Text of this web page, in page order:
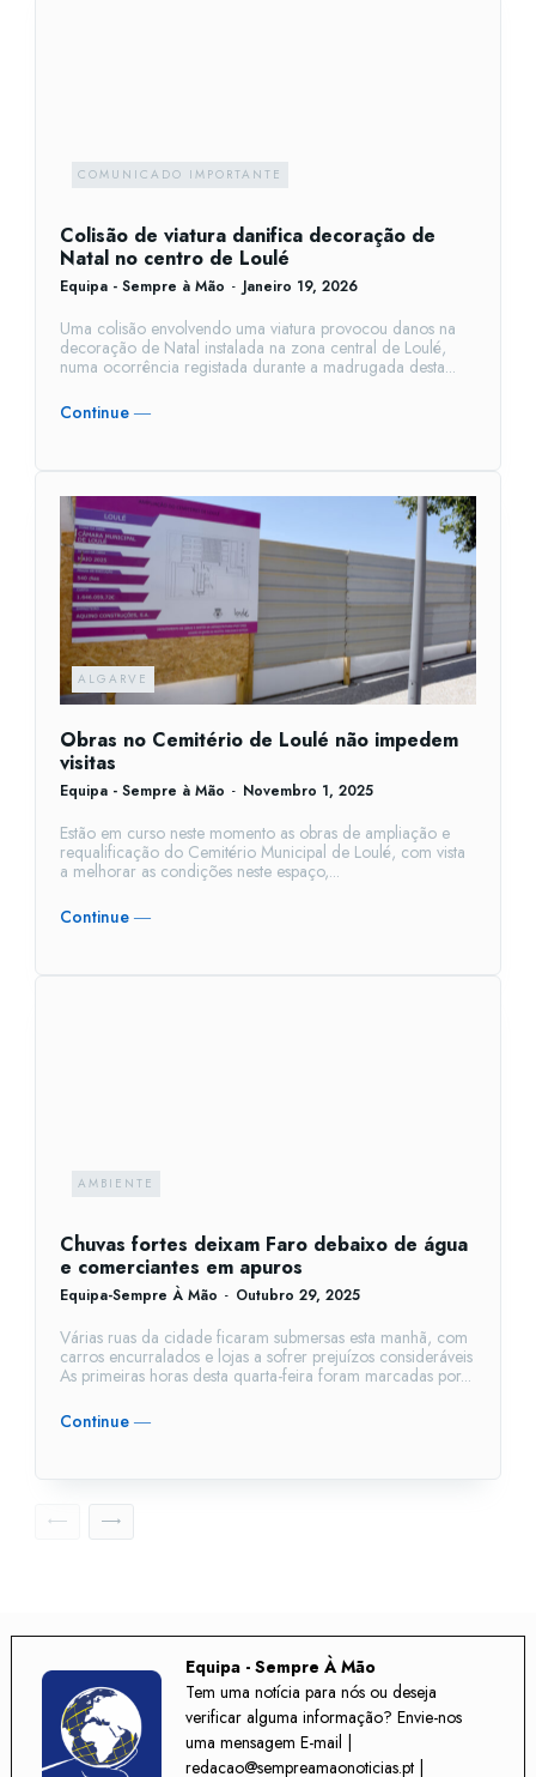
COMUNICADO IMPORTANTE
Colisão de viatura danifica decoração de
Natal no centro de Loulé
Equipa - Sempre à Mão - Janeiro 19, 2026
Uma colisão envolvendo uma viatura provocou danos na
decoração de Natal instalada na zona central de Loulé,
numa ocorrência registada durante a madrugada desta...
Continue ―
ALGARVE
Obras no Cemitério de Loulé não impedem
visitas
Equipa - Sempre à Mão - Novembro 1, 2025
Estão em curso neste momento as obras de ampliação e
requalificação do Cemitério Municipal de Loulé, com vista
a melhorar as condições neste espaço,...
Continue ―
AMBIENTE
Chuvas fortes deixam Faro debaixo de água
e comerciantes em apuros
Equipa-Sempre À Mão - Outubro 29, 2025
Várias ruas da cidade ficaram submersas esta manhã, com
carros encurralados e lojas a sofrer prejuízos consideráveis
As primeiras horas desta quarta-feira foram marcadas por...
Continue ―
Equipa - Sempre À Mão
Tem uma notícia para nós ou deseja
verificar alguma informação? Envie-nos
uma mensagem E-mail |
redacao@sempreamaonoticias.pt |